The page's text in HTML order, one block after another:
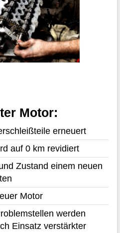
Motor:
erneuert
auf 0 km revidiert
Zustand einem neuen
Motor
werden
Einsatz verstärkter